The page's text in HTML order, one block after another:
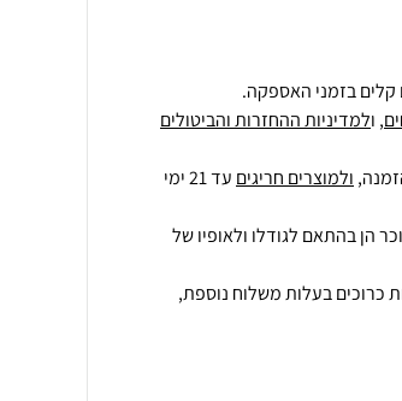
קלים בזמני האספקה.
, ולמדיניות ההחזרות והביטולים
ולמוצרים חריגים
עד 21 ימי
הן בהתאם לגודלו ולאופיו של
כרוכים בעלות משלוח נוספת,